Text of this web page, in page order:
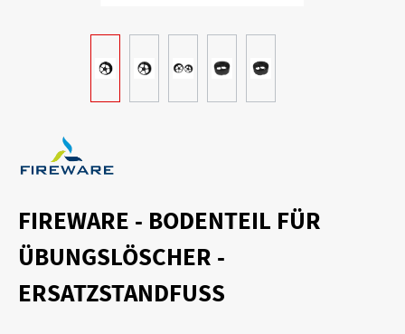
FIREWARE - BODENTEIL FÜR
ÜBUNGSLÖSCHER -
ERSATZSTANDFUSS